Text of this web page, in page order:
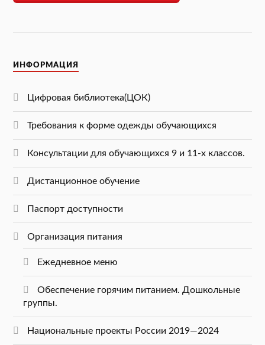
ИНФОРМАЦИЯ
Цифровая библиотека(ЦОК)
Требования к форме одежды обучающихся
Консультации для обучающихся 9 и 11-х классов.
Дистанционное обучение
Паспорт доступности
Организация питания
Ежедневное меню
Обеспечение горячим питанием. Дошкольные
группы.
Национальные проекты России 2019—2024